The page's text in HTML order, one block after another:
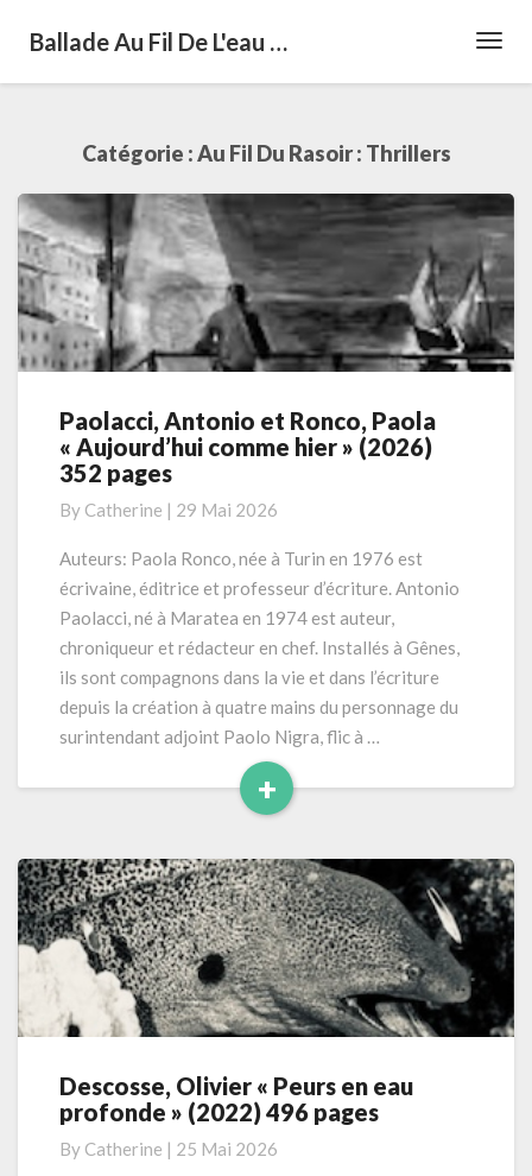
Ballade Au Fil De L'eau …
Catégorie :Au Fil Du Rasoir : Thrillers
Paolacci,
Antonio
et
Paola
« Aujourd’hui
hier »
(2026)
352
pages
Paolacci, Antonio et Ronco, Paola
« Aujourd’hui comme hier » (2026)
352 pages
By Catherine | 29 Mai 2026
Auteurs: Paola Ronco, née à Turin en 1976 est
écrivaine, éditrice et professeur d’écriture. Antonio
Paolacci, né à Maratea en 1974 est auteur,
chroniqueur et rédacteur en chef. Installés à Gênes,
ils sont compagnons dans la vie et dans l’écriture
depuis la création à quatre mains du personnage du
surintendant adjoint Paolo Nigra, flic à …
+
Read
Descosse,
Olivier
en
Descosse, Olivier « Peurs en eau
profonde » (2022) 496 pages
By Catherine | 25 Mai 2026